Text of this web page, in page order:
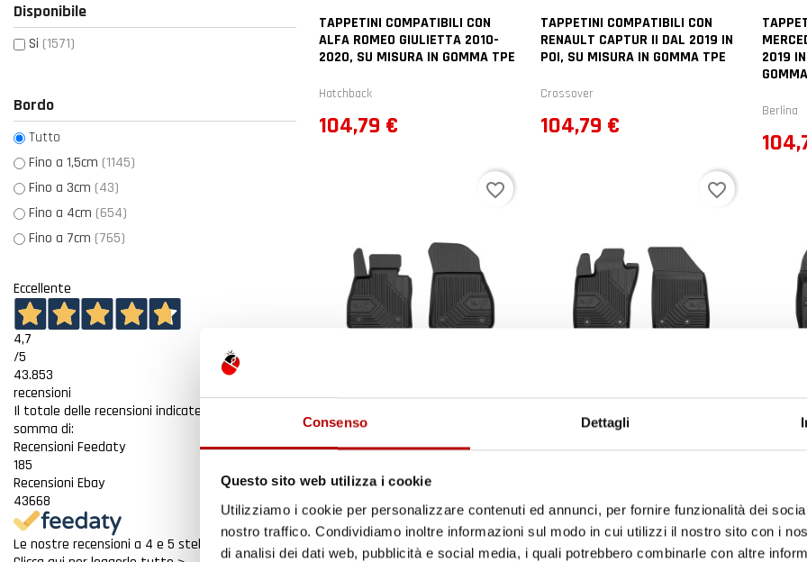
Consenso Dettagli
Questo sito web utilizza i cookie
Utilizziamo i cookie per personalizzare contenuti ed annunci, per fornire funzionalità dei
nostro traffico. Condividiamo inoltre informazioni sul modo in cui utilizzi il nostro sito con i
di analisi dei dati web, pubblicità e social media, i quali potrebbero combinarle con altre
Disponibile
Si (1571)
Bordo
Tutto
Fino a 1,5cm (1145)
Fino a 3cm (43)
Fino a 4cm (654)
Fino a 7cm (765)
Eccellente
4,7
/5
43.853
recensioni
Il totale delle recensioni indicate include la
somma di:
Recensioni Feedaty
185
Recensioni Ebay
43668
Le nostre recensioni a 4 e 5 stelle.
TAPPETINI COMPATIBILI CON
ALFA ROMEO GIULIETTA 2010-
2020, SU MISURA IN GOMMA TPE
Hatchback
Prezzo
104,79 €
TAPPETINI COMPATIBILI CON
RENAULT CAPTUR II DAL 2019 IN
POI, SU MISURA IN GOMMA TPE
Crossover
Prezzo
104,79 €
2019
Berlina
TAPPETINI COMPATIBILI CON
BMW SERIE 1 F40 2019-2024, SU
MISURA IN GOMMA TPE
favorite_border
TAPPETINI COMPATIBILI CON FIAT
TIPO DAL 2015 IN POI, SU MISURA
IN GOMMA TPE
favorite_border
JEEP
SU
è già pronto!